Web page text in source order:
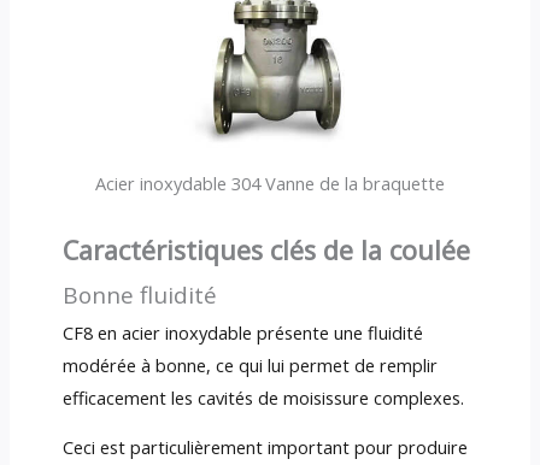
Acier inoxydable 304 Vanne de la braquette
Caractéristiques clés de la coulée
Bonne fluidité
CF8 en acier inoxydable présente une fluidité
modérée à bonne, ce qui lui permet de remplir
efficacement les cavités de moisissure complexes.
Ceci est particulièrement important pour produire